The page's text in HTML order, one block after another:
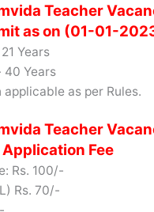
Teacher
as on (01-01-
Years
40 Years
applicable as per Rules.
Teacher
Application Fee
Rs. 100/-
Rs. 70/-